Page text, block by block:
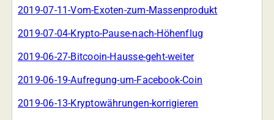
2019-07-11-Vom-Exoten-zum-Massenprodukt
2019-07-04-Krypto-Pause-nach-Höhenflug
2019-06-27-Bitcooin-Hausse-geht-weiter
2019-06-19-Aufregung-um-Facebook-Coin
2019-06-13-Kryptowährungen-korrigieren